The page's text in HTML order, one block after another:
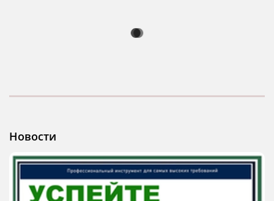
Новости